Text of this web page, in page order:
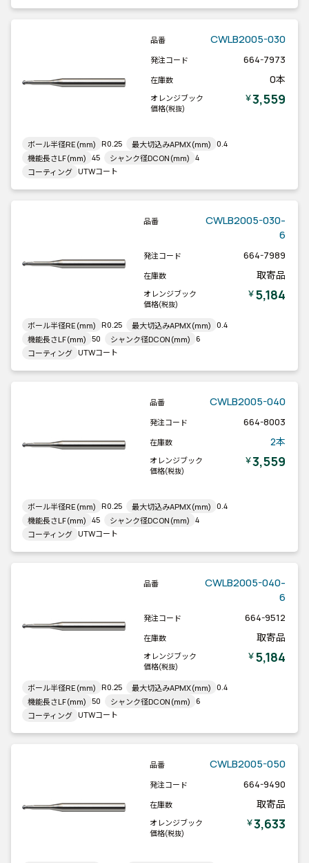
品番 CWLB2005-030
発注コード 664-7973
在庫数 0本
オレンジブック
価格(税抜)
￥3,559
ボール半径RE(mm) R0.25 最大切込みAPMX(mm) 0.4
機能長さLF(mm) 45 シャンク径DCON(mm) 4
コーティング UTWコート
品番
CWLB2005-030-
6
発注コード 664-7989
在庫数 取寄品
オレンジブック
価格(税抜)
￥5,184
ボール半径RE(mm) R0.25 最大切込みAPMX(mm) 0.4
機能長さLF(mm) 50 シャンク径DCON(mm) 6
コーティング UTWコート
品番 CWLB2005-040
発注コード 664-8003
在庫数 2本
オレンジブック
価格(税抜)
￥3,559
ボール半径RE(mm) R0.25 最大切込みAPMX(mm) 0.4
機能長さLF(mm) 45 シャンク径DCON(mm) 4
コーティング UTWコート
品番
CWLB2005-040-
6
発注コード 664-9512
在庫数 取寄品
オレンジブック
価格(税抜)
￥5,184
ボール半径RE(mm) R0.25 最大切込みAPMX(mm) 0.4
機能長さLF(mm) 50 シャンク径DCON(mm) 6
コーティング UTWコート
品番 CWLB2005-050
発注コード 664-9490
在庫数 取寄品
オレンジブック
価格(税抜)
￥3,633